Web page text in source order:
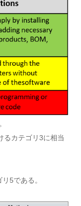
るカテゴリ3に相当
5である。